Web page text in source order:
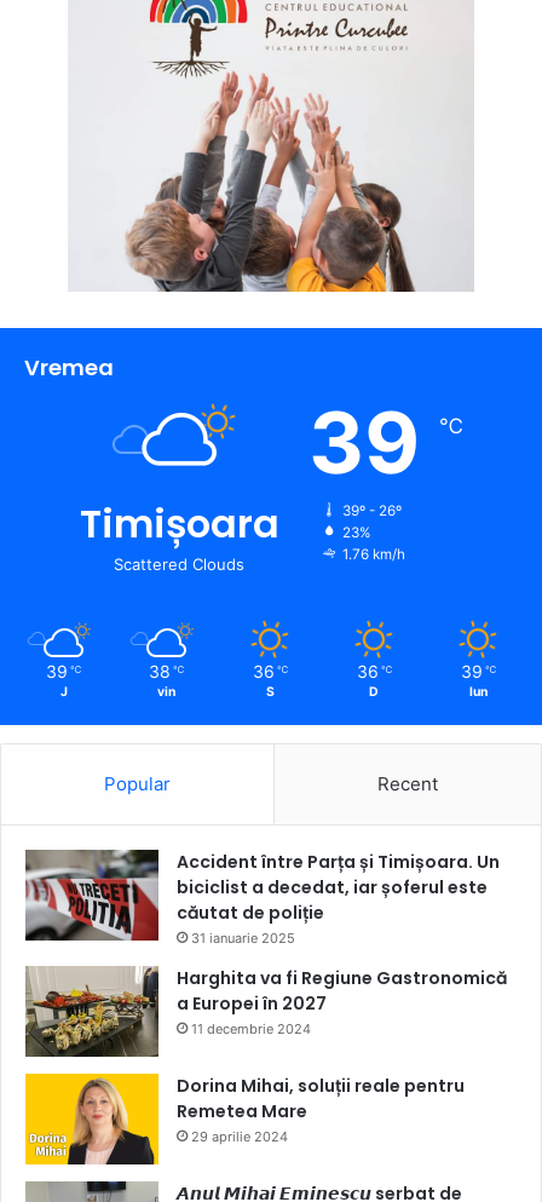
Vremea
Timișoara
Scattered Clouds
39 ℃
39º - 26º
23%
1.76 km/h
39 ℃
J
38 ℃
vin
36 ℃
S
36 ℃
D
39 ℃
lun
Popular Recent
Accident între Parța și Timișoara. Un
biciclist a decedat, iar șoferul este
căutat de poliție
31 ianuarie 2025
Harghita va fi Regiune Gastronomică
a Europei în 2027
11 decembrie 2024
Dorina Mihai, soluții reale pentru
Remetea Mare
29 aprilie 2024
𝘼𝙣𝙪𝙡 𝙈𝙞𝙝𝙖𝙞 𝙀𝙢𝙞𝙣𝙚𝙨𝙘𝙪 serbat de